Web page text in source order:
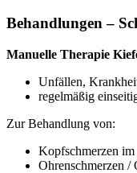
Behandlungen –
Manuelle Therapie
Unfällen,
regelmäßig
Zur Behandlung von:
Kopfschmerzen
Ohrenschmerzen /